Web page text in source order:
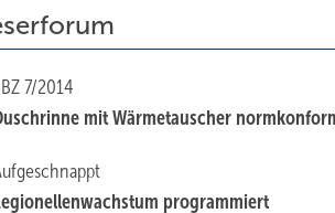
7/2014
mit Wärmetauscher
programmiert